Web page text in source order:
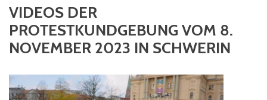
VIDEOS DER
PROTESTKUNDGEBUNG VOM 8.
NOVEMBER 2023 IN SCHWERIN